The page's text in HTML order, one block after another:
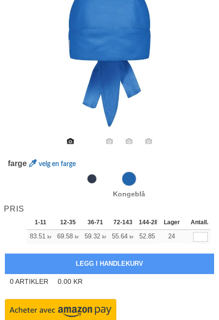
farge velg en farge
Kongeblå
PRIS
1-11 12-35 36-71 72-143 144-287 288 + Mer
Lager Antall.
83.51 kr 69.58 kr 59.32 kr 55.64 kr 52.85 52.41
24
0ARTIKLER 0.00 KR